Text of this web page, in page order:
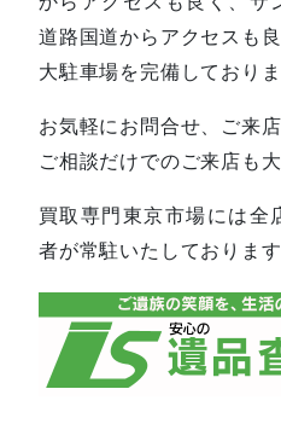
道路国道からアクセスも
大駐車場を完備しておりま
お気軽にお問合せ、ご来店
ご相談だけでのご来店も大
買取専門東京市場には全
者が常駐いたしております